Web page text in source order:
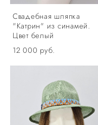
Свадебная шляпка
"Катрин" из синамей.
Цвет белый
12 000 pуб.